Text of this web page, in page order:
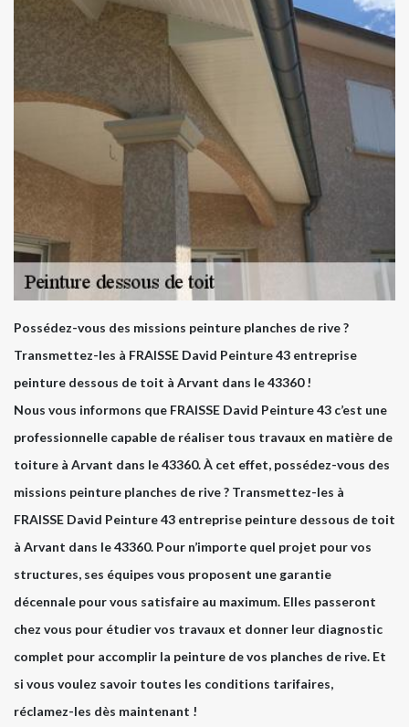
Possédez-vous des missions peinture planches de rive ?
Transmettez-les à FRAISSE David Peinture 43 entreprise
peinture dessous de toit à Arvant dans le 43360 !
Nous vous informons que FRAISSE David Peinture 43 c’est une
professionnelle capable de réaliser tous travaux en matière de
toiture à Arvant dans le 43360. À cet effet, possédez-vous des
missions peinture planches de rive ? Transmettez-les à
FRAISSE David Peinture 43 entreprise peinture dessous de toit
à Arvant dans le 43360. Pour n’importe quel projet pour vos
structures, ses équipes vous proposent une garantie
décennale pour vous satisfaire au maximum. Elles passeront
chez vous pour étudier vos travaux et donner leur diagnostic
complet pour accomplir la peinture de vos planches de rive. Et
si vous voulez savoir toutes les conditions tarifaires,
réclamez-les dès maintenant !